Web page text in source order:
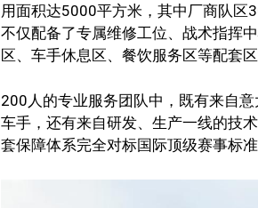
用面积达5000平方米，其中厂商队
不仅配备了专属维修工位、战术指挥
区、车手休息区、餐饮服务区等配套
200人的专业服务团队中，既有来自
车手，还有来自研发、生产一线的技
套保障体系完全对标国际顶级赛事标准